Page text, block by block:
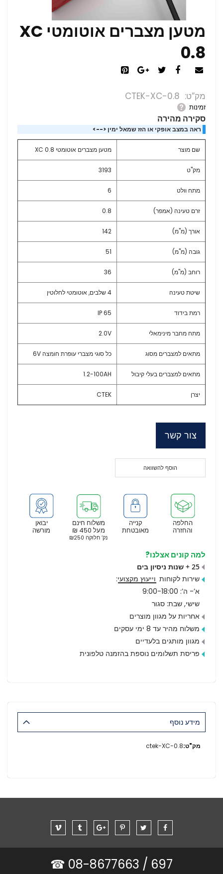
מטען מצברים אוטומטי XC
0.8
מק”ט CTEK-XC-0.8
זמינות
סקירה מהירה
ראה במצב אופקי או הזז שמאל ימין <-->
מטען מצברים אוטומטי XC 0.8 שם מוצר
3193 מק"ט
6 מתח וולט
0.8 זרם טעינה (אמפר)
142 אורך (מ"מ)
51 גובה (מ"מ)
36 רוחב (מ"מ)
4 שלבים, אוטומטי לחלוטין שיטת טעינה
IP 65 רמת בידוד
2.0V מתח מחבר מינימאלי
כל סוגי מצברי עופרת חומצה 6V מתאים למצברים מסוג
1.2-100AH מתאים למצברים בעלי קיבול
CTEK יצרן
צור קשר
הוסף להשוואה
יבואן
מורשה
משלוח חינם
מעל 450 ₪
נק’ חלוקה ₪250
קנייה
מאובטחת
החלפה
והחזרה
למה קונים אצלנו?
25 + שנות ניסיון בים
שירות לקוחות וייעוץ מקצועי:
א’- ה’: 9:00-18:00
שישי, שבת: סגור
אחריות על מגוון מוצרים
משלוח מהיר עד 8 ימי עסקים
מגוון מותגים בלעדיים
פריסת תשלומים נוספת בהזמנה טלפונית
מידע נוסף
מידע
ctek-XC-0.8
697 /